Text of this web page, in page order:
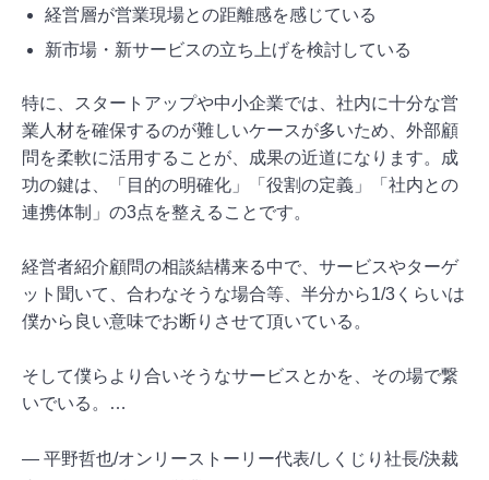
経営層が営業現場との距離感を感じている
新市場・新サービスの立ち上げを検討している
特に、スタートアップや中小企業では、社内に十分な営
業人材を確保するのが難しいケースが多いため、外部顧
問を柔軟に活用することが、成果の近道になります。成
功の鍵は、「目的の明確化」「役割の定義」「社内との
連携体制」の3点を整えることです。
経営者紹介顧問の相談結構来る中で、サービスやターゲ
ット聞いて、合わなそうな場合等、半分から1/3くらいは
僕から良い意味でお断りさせて頂いている。
そして僕らより合いそうなサービスとかを、その場で繋
いでいる。…
— 平野哲也/オンリーストーリー代表/しくじり社長/決裁